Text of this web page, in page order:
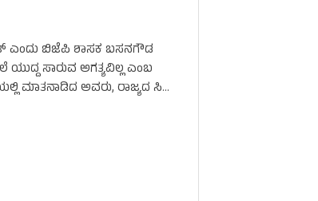
ಎಂದು ಬಿಜೆಪಿ ಶಾಸಕ ಬಸನಗೌಡ
ಸಾರುವ ಅಗತ್ಯವಿಲ್ಲ ಎಂಬ
ಮಾತನಾಡಿದ ಅವರು, ರಾಜ್ಯದ ಸಿಎಂ